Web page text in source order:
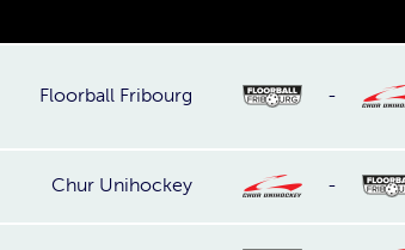
Floorball Fribourg -
Chur Unihockey -